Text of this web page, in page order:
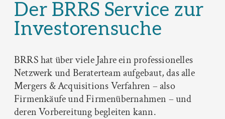
Der BRRS Service zur
Investorensuche
BRRS hat über viele Jahre ein professionelles
Netzwerk und Beraterteam aufgebaut, das alle
Mergers & Acquisitions Verfahren – also
Firmenkäufe und Firmenübernahmen ­– und
deren Vorbereitung begleiten kann.